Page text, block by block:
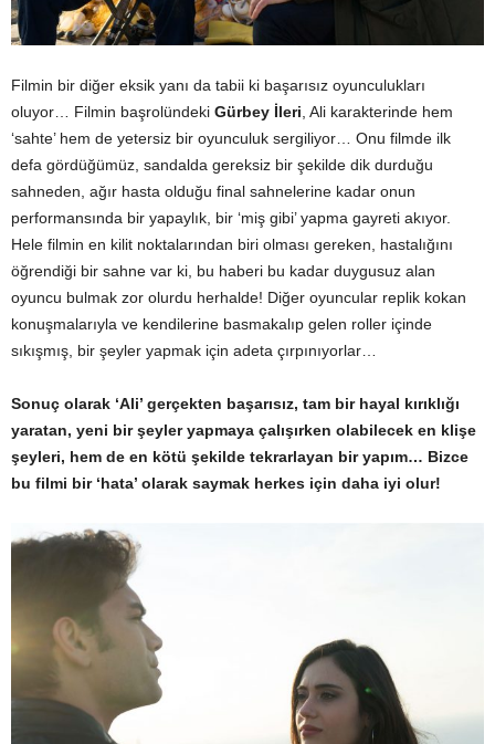
Filmin bir diğer eksik yanı da tabii ki başarısız oyunculukları
oluyor… Filmin başrolündeki Gürbey İleri , Ali karakterinde hem
‘sahte’ hem de yetersiz bir oyunculuk sergiliyor… Onu filmde ilk
defa gördüğümüz, sandalda gereksiz bir şekilde dik durduğu
sahneden, ağır hasta olduğu final sahnelerine kadar onun
performansında bir yapaylık, bir ‘miş gibi’ yapma gayreti akıyor.
Hele filmin en kilit noktalarından biri olması gereken, hastalığını
öğrendiği bir sahne var ki, bu haberi bu kadar duygusuz alan
oyuncu bulmak zor olurdu herhalde! Diğer oyuncular replik kokan
konuşmalarıyla ve kendilerine basmakalıp gelen roller içinde
sıkışmış, bir şeyler yapmak için adeta çırpınıyorlar…
Sonuç olarak ‘Ali’ gerçekten başarısız, tam bir hayal kırıklığı
yaratan, yeni bir şeyler yapmaya çalışırken olabilecek en klişe
şeyleri, hem de en kötü şekilde tekrarlayan bir yapım… Bizce
bu filmi bir ‘hata’ olarak saymak herkes için daha iyi olur!